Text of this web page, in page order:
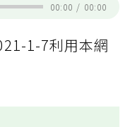
00:00 / 00:00
1-7利用本網